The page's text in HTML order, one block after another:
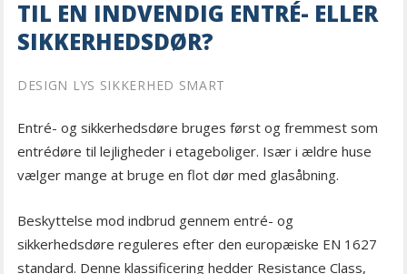
TIL EN INDVENDIG ENTRÉ- ELLER
SIKKERHEDSDØR?
DESIGN LYS SIKKERHED SMART
Entré- og sikkerhedsdøre bruges først og fremmest som
entrédøre til lejligheder i etageboliger. Især i ældre huse
vælger mange at bruge en flot dør med glasåbning.
Beskyttelse mod indbrud gennem entré- og
sikkerhedsdøre reguleres efter den europæiske EN 1627
standard. Denne klassificering hedder Resistance Class,